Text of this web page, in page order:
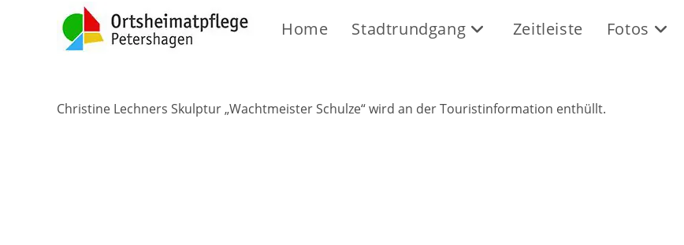
Home Stadtrundgang Zeitleiste Fotos
Christine Lechners Skulptur „Wachtmeister Schulze“ wird an der Touristinformation enthüllt.